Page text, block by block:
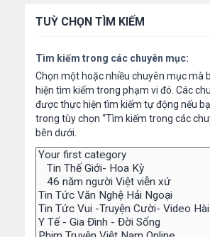
TUỲ CHỌN TÌM KIẾM
Tìm kiếm trong các chuyên mục:
Chọn một hoặc nhiều chuyên mục mà
hiện tìm kiếm trong phạm vi đó. Các
được thực hiện tìm kiếm tự động nếu
trong tùy chọn “Tìm kiếm trong các
bên dưới.